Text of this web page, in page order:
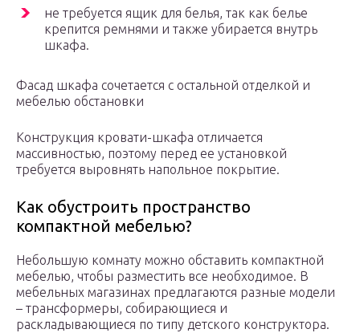
не требуется ящик для белья, так как белье
крепится ремнями и также убирается внутрь
шкафа.
Фасад шкафа сочетается с остальной отделкой и
мебелью обстановки
Конструкция кровати-шкафа отличается
массивностью, поэтому перед ее установкой
требуется выровнять напольное покрытие.
Как обустроить пространство
компактной мебелью?
Небольшую комнату можно обставить компактной
мебелью, чтобы разместить все необходимое. В
мебельных магазинах предлагаются разные модели
– трансформеры, собирающиеся и
раскладывающиеся по типу детского конструктора.